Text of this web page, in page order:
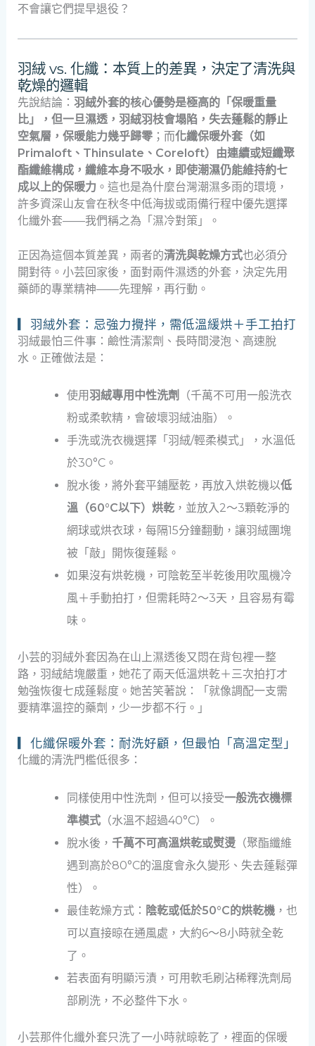
不會讓它們提早退役？
羽絨 vs. 化纖：本質上的差異，決定了清洗與
乾燥的邏輯
先說結論： 羽絨外套的核心優勢是極高的「保暖重量
比」，但一旦濕透，羽絨羽枝會塌陷，失去蓬鬆的靜止
空氣層，保暖能力幾乎歸零；而化纖保暖外套（如
Primaloft、Thinsulate、Coreloft）由連續或短纖聚
酯纖維構成，纖維本身不吸水，即使潮濕仍能維持約七
成以上的保暖力 。這也是為什麼台灣潮濕多雨的環境，
許多資深山友會在秋冬中低海拔或雨備行程中優先選擇
化纖外套——我們稱之為「濕冷對策」。
正因為這個本質差異，兩者的清洗與乾燥方式也必須分
開對待。小芸回家後，面對兩件濕透的外套，決定先用
藥師的專業精神——先理解，再行動。
▎羽絨外套：忌強力攪拌，需低溫緩烘＋手工拍打
羽絨最怕三件事：鹼性清潔劑、長時間浸泡、高速脫
水。正確做法是：
使用羽絨專用中性洗劑
（千萬不可用一般洗衣
粉或柔軟精，會破壞羽絨油脂）。
手洗或洗衣機選擇「羽絨/輕柔模式」，水溫低
於30°C。
脫水後，將外套平鋪壓乾，再放入烘乾機以低
溫（60°C以下）烘乾，並放入2～3顆乾淨的
網球或烘衣球，每隔15分鐘翻動，讓羽絨團塊
被「敲」開恢復蓬鬆。
如果沒有烘乾機，可陰乾至半乾後用吹風機冷
風＋手動拍打，但需耗時2～3天，且容易有霉
味。
小芸的羽絨外套因為在山上濕透後又悶在背包裡一整
路，羽絨結塊嚴重，她花了兩天低溫烘乾＋三次拍打才
勉強恢復七成蓬鬆度。她苦笑著說：「就像調配一支需
要精準溫控的藥劑，少一步都不行。」
▎化纖保暖外套：耐洗好顧，但最怕「高溫定型」
化纖的清洗門檻低很多：
同樣使用中性洗劑，但可以接受一般洗衣機標
準模式（水溫不超過40°C）。
脫水後， 千萬不可高溫烘乾或熨燙（聚酯纖維
遇到高於80°C的溫度會永久變形、失去蓬鬆彈
性）。
最佳乾燥方式： 陰乾或低於50°C的烘乾機，也
可以直接晾在通風處，大約6～8小時就全乾
了。
若表面有明顯污漬，可用軟毛刷沾稀釋洗劑局
部刷洗，不必整件下水。
小芸那件化纖外套只洗了一小時就晾乾了，裡面的保暖